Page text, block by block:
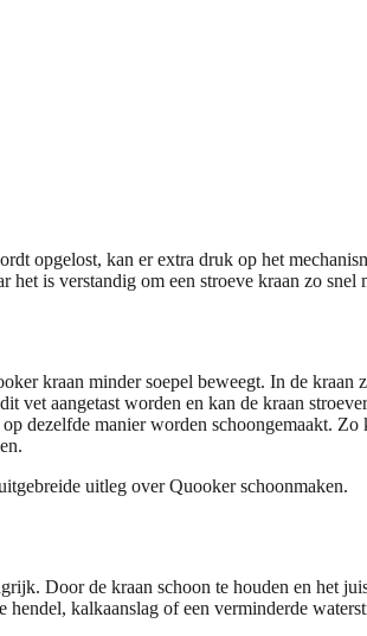
opgelost, kan er extra druk op het
is verstandig om een stroeve kraan zo snel
kraan minder soepel beweegt. In de kraan
vet aangetast worden en kan de kraan
dezelfde manier worden schoongemaakt.
uitleg overQuooker schoonmaken.
Door de kraan schoon te houden en het
kalkaanslag of een verminderde